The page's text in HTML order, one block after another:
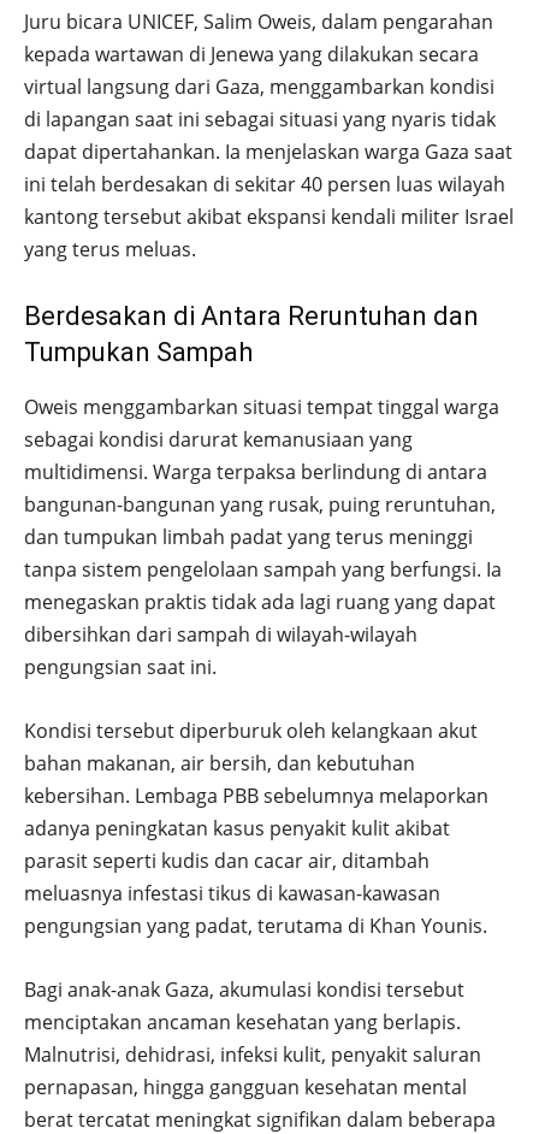
Juru bicara UNICEF, Salim Oweis, dalam pengarahan
kepada wartawan di Jenewa yang dilakukan secara
virtual langsung dari Gaza, menggambarkan kondisi
di lapangan saat ini sebagai situasi yang nyaris tidak
dapat dipertahankan. Ia menjelaskan warga Gaza saat
ini telah berdesakan di sekitar 40 persen luas wilayah
kantong tersebut akibat ekspansi kendali militer Israel
yang terus meluas.
Berdesakan di Antara Reruntuhan dan
Tumpukan Sampah
Oweis menggambarkan situasi tempat tinggal warga
sebagai kondisi darurat kemanusiaan yang
multidimensi. Warga terpaksa berlindung di antara
bangunan-bangunan yang rusak, puing reruntuhan,
dan tumpukan limbah padat yang terus meninggi
tanpa sistem pengelolaan sampah yang berfungsi. Ia
menegaskan praktis tidak ada lagi ruang yang dapat
dibersihkan dari sampah di wilayah-wilayah
pengungsian saat ini.
Kondisi tersebut diperburuk oleh kelangkaan akut
bahan makanan, air bersih, dan kebutuhan
kebersihan. Lembaga PBB sebelumnya melaporkan
adanya peningkatan kasus penyakit kulit akibat
parasit seperti kudis dan cacar air, ditambah
meluasnya infestasi tikus di kawasan-kawasan
pengungsian yang padat, terutama di Khan Younis.
Bagi anak-anak Gaza, akumulasi kondisi tersebut
menciptakan ancaman kesehatan yang berlapis.
Malnutrisi, dehidrasi, infeksi kulit, penyakit saluran
pernapasan, hingga gangguan kesehatan mental
berat tercatat meningkat signifikan dalam beberapa